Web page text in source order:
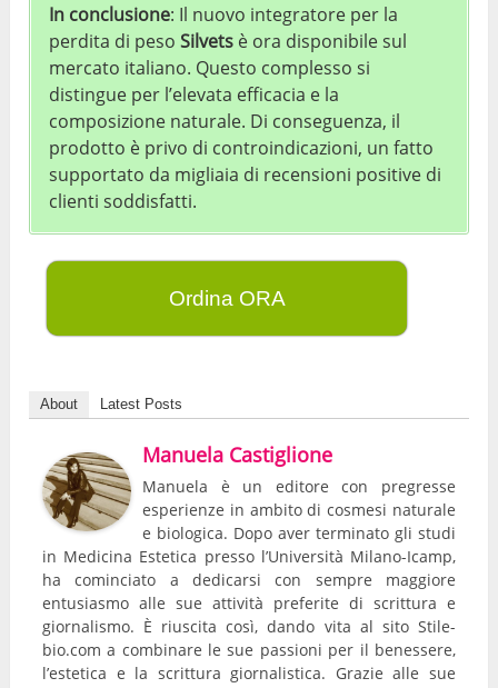
In conclusione: Il nuovo integratore per la
perdita di pesoSilvets è ora disponibile sul
mercato italiano. Questo complesso si
distingue per l’elevata efficacia e la
composizione naturale. Di conseguenza, il
prodotto è privo di controindicazioni, un fatto
supportato da migliaia di recensioni positive di
clienti soddisfatti.
Ordina ORA
About Latest Posts
Manuela Castiglione
Manuela è un editore con pregresse
esperienze in ambito di cosmesi naturale
e biologica. Dopo aver terminato gli studi
in Medicina Estetica presso l’Università Milano-Icamp,
ha cominciato a dedicarsi con sempre maggiore
entusiasmo alle sue attività preferite di scrittura e
giornalismo. È riuscita così, dando vita al sito Stile-
bio.com a combinare le sue passioni per il benessere,
l’estetica e la scrittura giornalistica. Grazie alle sue